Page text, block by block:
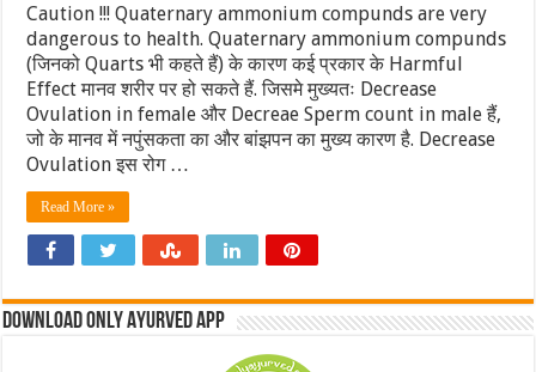
Caution !!! Quaternary ammonium compunds are very
dangerous to health. Quaternary ammonium compunds
(जिनको Quarts भी कहते हैं) के कारण कई प्रकार के Harmful
Effect मानव शरीर पर हो सकते हैं. जिसमे मुख्यतः Decrease
Ovulation in female और Decreae Sperm count in male हैं,
जो के मानव में नपुंसकता का और बांझपन का मुख्य कारण है. Decrease
Ovulation इस रोग …
Read More »
Download Only Ayurved App